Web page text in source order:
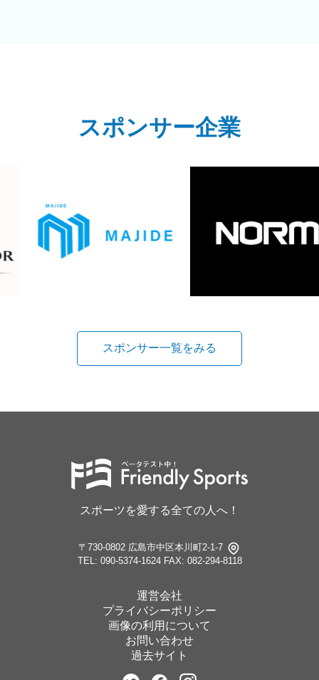
スポンサー企業
スポンサー一覧をみる
スポーツを愛する全ての人へ！
〒730-0802 広島市中区本川町2-1-7
TEL: 090-5374-1624 FAX: 082-294-8118
運営会社
プライバシーポリシー
画像の利用について
お問い合わせ
過去サイト